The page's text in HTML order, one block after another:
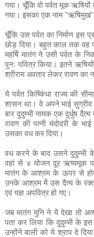
गया। चूँकि वो पर्वत मूक
गया। इसका एक नाम "ऋषिमुख"
चूँकि उस पर्वत का निर्माण इस
छोड़ दिया। बहुत काल तक वह
महर्षि मातंग ने उसी पर्वत के
पुनः पवित्र किया। इतने
श्रीराम अवतार लेकर रावण का
ये पर्वत किष्किंधा राज्य की
शासन था। वे अपने भाई
बार दुदुम्भी नामक एक दुर्धुष
रावण की पत्नी मंदोदरी के
उसका वध कर दिया।
वध करने के बाद उसने दुदुम्भी
वहां से ४ योजन दूर ऋष्यमूक
मातंग के आश्रम के ऊपर से
उनके आश्रम में उस दैत्य के
एवं यज्ञ अपवित्र हो गए।
जब मातंग मुनि ने ये देखा तो
पता कर लिया कि दुदुम्भी के
उन्होंने बाली को ये श्राप दे